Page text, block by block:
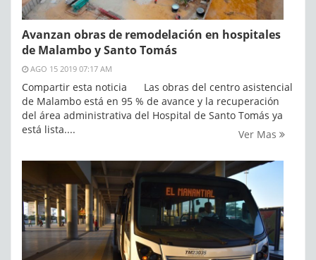
Avanzan obras de remodelación en hospitales
de Malambo y Santo Tomás
AGO 15 2019 07:17 AM
Compartir esta noticia Las obras del centro asistencial
de Malambo está en 95 % de avance y la recuperación
del área administrativa del Hospital de Santo Tomás ya
está lista....
Ver Mas